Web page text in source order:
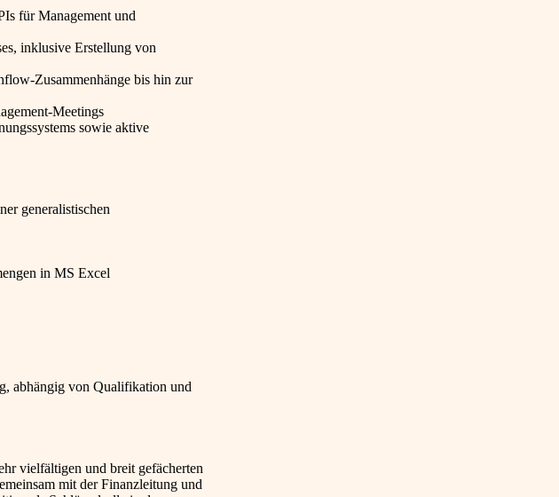
für Management und
inklusive Erstellung von
Zusammenhänge bis hin zur
Meetings
sowie aktive
generalistischen
in MS Excel
abhängig von Qualifikation und
vielfältigen und breit gefächerten
mit der Finanzleitung und